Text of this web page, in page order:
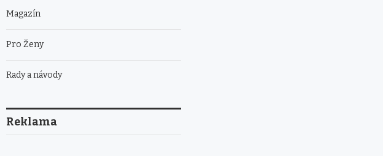
Magazín
Pro Ženy
Rady a návody
Reklama